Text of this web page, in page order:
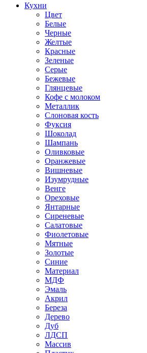
Кухни
Цвет
Белые
Черные
Желтые
Красные
Зеленые
Серые
Бежевые
Глянцевые
Кофе с молоком
Металлик
Слоновая кость
Фуксия
Шоколад
Шампань
Оливковые
Оранжевые
Вишневые
Изумрудные
Венге
Ореховые
Янтарные
Сиреневые
Салатовые
Фиолетовые
Мятные
Золотые
Синие
Материал
МДФ
Эмаль
Акрил
Береза
Дерево
Дуб
ЛДСП
Массив